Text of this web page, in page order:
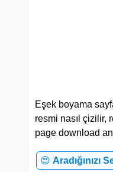
Eşek boyama
resmi nasıl çizilir,
page download
😍 Aradığınızı